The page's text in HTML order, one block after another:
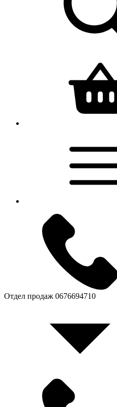
Отдел продаж 0676694710